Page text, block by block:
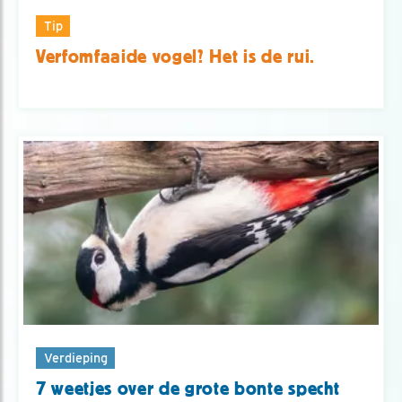
Tip
Verfomfaaide vogel? Het is de rui.
Verdieping
7 weetjes over de grote bonte specht